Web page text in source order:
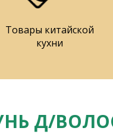
Товары китайской
кухни
Д/ВОЛОС